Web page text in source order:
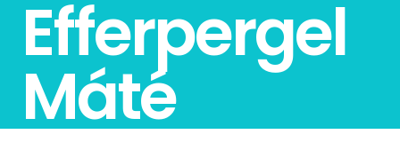
Efferpergel
Máté